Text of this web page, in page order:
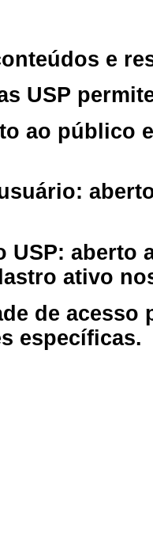
e
USP
ao público
USP: aberto
ativo
de
específicas.